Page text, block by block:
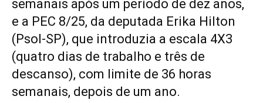
semanais após um período de dez anos,
e a PEC 8/25, da deputada Erika Hilton
(Psol-SP), que introduzia a escala 4X3
(quatro dias de trabalho e três de
descanso), com limite de 36 horas
semanais, depois de um ano.